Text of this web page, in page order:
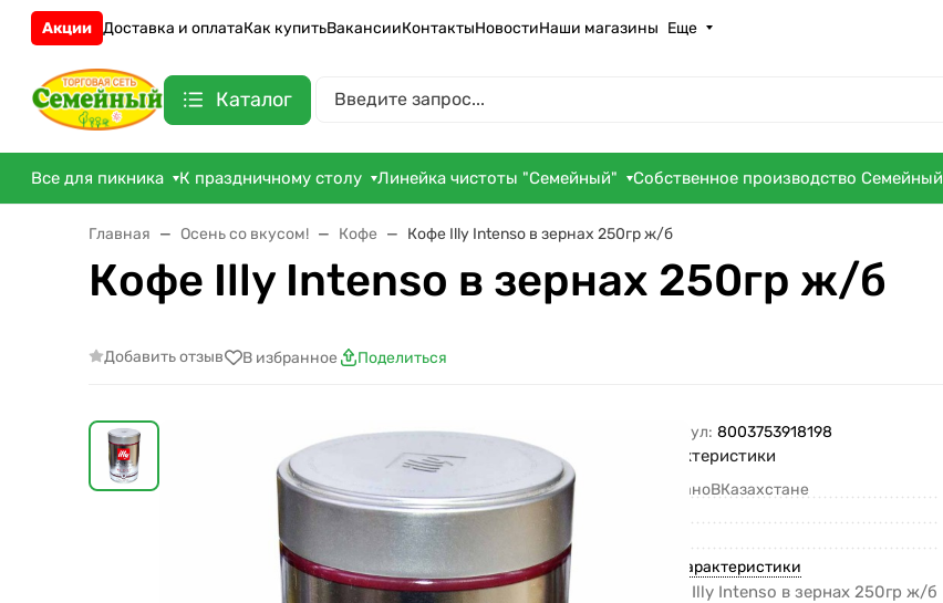
Акции Доставка и оплатаКак купитьВакансииКонтактыНовостиНаши магазины Еще
Каталог
Все для пикника К праздничному столу Линейка чистоты "Семейный" Собственное производство Семейный
Главная Осень со вкусом! Кофе Кофе Illy Intenso в зернах 250гр ж/б
Кофе Illy Intenso в зернах 250гр ж/б
Добавить отзыв В избранное Поделиться
Артикул: 8003753918198
Характеристики
СделаноВКазахстане
Все характеристики
Кофе Illy Intenso в зернах 250гр ж/б